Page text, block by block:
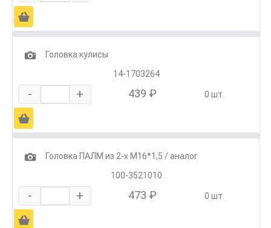
Ä
1
Головка кулисы
14-1703264
- + 439 ₽ 0 шт.
Ä
1
Головка ПАЛМ из 2-х М16*1,5 / аналог
100-3521010
- + 473 ₽ 0 шт.
Ä